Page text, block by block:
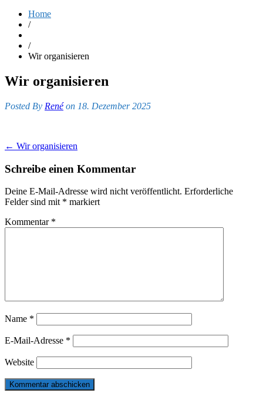
Home
/
/
Wir organisieren
Wir organisieren
Posted By Renéon 18. Dezember 2025
Post
navigation
← Wir organisieren
Schreibe einen Kommentar
Deine E-Mail-Adresse wird nicht veröffentlicht. Erforderliche
Felder sind mit * markiert
Kommentar *
Name *
E-Mail-Adresse *
Website